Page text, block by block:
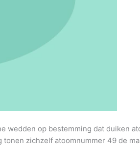
wedden op bestemming dat duiken
zichzelf atoomnummer 49 de